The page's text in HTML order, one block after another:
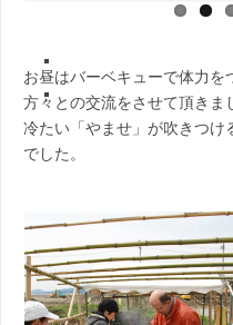
お昼はバーベキューで体力を
方々との交流をさせて頂きま
冷たい「やませ」が吹きつ